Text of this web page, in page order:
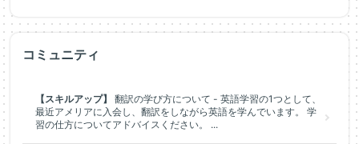
コミュニティ
【スキルアップ】
翻訳の学び方について - 英語学習の1つとして、
最近アメリアに入会し、翻訳をしながら英語を学んでいます。 学
習の仕方についてアドバイスください。 ...